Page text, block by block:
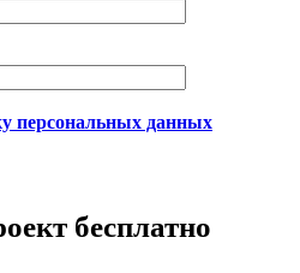
персональных данных
бесплатно